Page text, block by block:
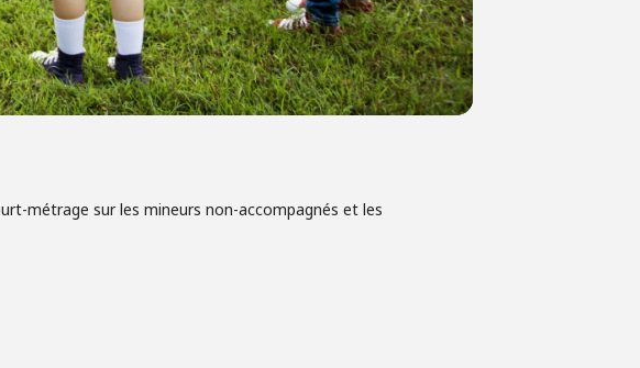
métrage sur les mineurs non-accompagnés et les